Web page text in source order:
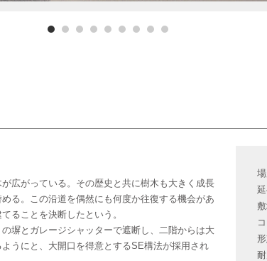
広がっている。その歴史と共に樹木も大きく成長
る。この沿道を偶然にも何度か往復する機会があ
ることを決断したという。
塀とガレージシャッターで遮断し、二階からは大
うにと、大開口を得意とするSE構法が採用され